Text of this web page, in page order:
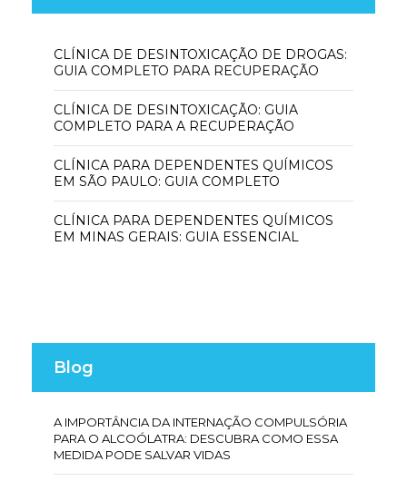
CLÍNICA DE DESINTOXICAÇÃO DE DROGAS:
GUIA COMPLETO PARA RECUPERAÇÃO
CLÍNICA DE DESINTOXICAÇÃO: GUIA
COMPLETO PARA A RECUPERAÇÃO
CLÍNICA PARA DEPENDENTES QUÍMICOS
EM SÃO PAULO: GUIA COMPLETO
CLÍNICA PARA DEPENDENTES QUÍMICOS
EM MINAS GERAIS: GUIA ESSENCIAL
Blog
A IMPORTÂNCIA DA INTERNAÇÃO COMPULSÓRIA
PARA O ALCOÓLATRA: DESCUBRA COMO ESSA
MEDIDA PODE SALVAR VIDAS